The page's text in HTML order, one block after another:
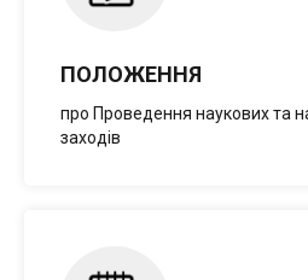
ПОЛОЖЕННЯ
про Проведення наукових та
заходів